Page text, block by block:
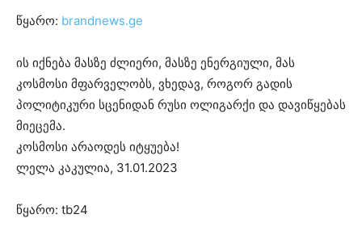
წყარო: brandnews.ge
ის იქნება მასზე ძლიერი, მასზე ენერგიული, მას
კოსმოსი მფარველობს, ვხედავ, როგორ გადის
პოლიტიკური სცენიდან რუსი ოლიგარქი და დავიწყებას
მიეცემა.
კოსმოსი არაოდეს იტყუება!
ლელა კაკულია, 31.01.2023
წყარო: tb24